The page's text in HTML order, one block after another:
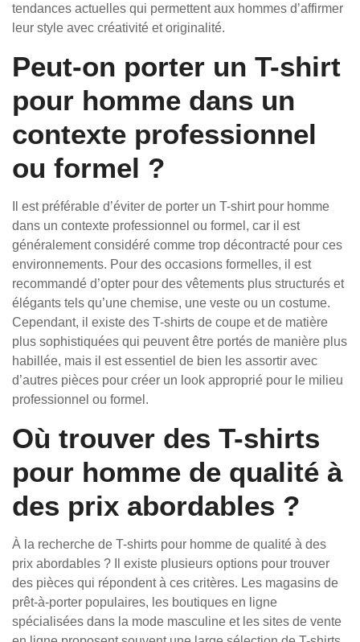
tendances actuelles qui permettent aux hommes d’affirmer
leur style avec créativité et originalité.
Peut-on porter un T-shirt
pour homme dans un
contexte professionnel
ou formel ?
Il est préférable d’éviter de porter un T-shirt pour homme
dans un contexte professionnel ou formel, car il est
généralement considéré comme trop décontracté pour ces
environnements. Pour des occasions formelles, il est
recommandé d’opter pour des vêtements plus structurés et
élégants tels qu’une chemise, une veste ou un costume.
Cependant, il existe des T-shirts de coupe et de matière
plus sophistiquées qui peuvent être portés de manière plus
habillée, mais il est essentiel de bien les assortir avec
d’autres pièces pour créer un look approprié pour le milieu
professionnel ou formel.
Où trouver des T-shirts
pour homme de qualité à
des prix abordables ?
À la recherche de T-shirts pour homme de qualité à des
prix abordables ? Il existe plusieurs options pour trouver
des pièces qui répondent à ces critères. Les magasins de
prêt-à-porter populaires, les boutiques en ligne
spécialisées dans la mode masculine et les sites de vente